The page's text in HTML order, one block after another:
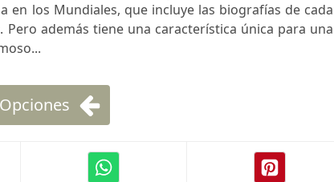
en los Mundiales, que incluye las biografías de cada
además tiene una característica única para una